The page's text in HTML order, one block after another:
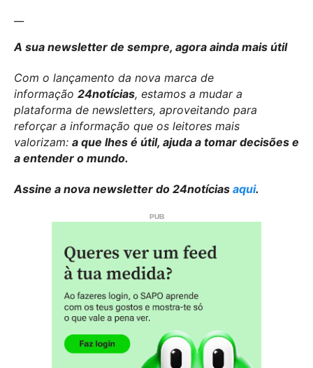
A sua newsletter de sempre, agora ainda mais útil
Com o lançamento da nova marca de
informação 24notícias, estamos a mudar a
plataforma de newsletters, aproveitando para
reforçar a informação que os leitores mais
valorizam: a que lhes é útil, ajuda a tomar decisões e
a entender o mundo.
Assine a nova newsletter do 24notícias aqui.